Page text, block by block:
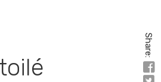
Share: